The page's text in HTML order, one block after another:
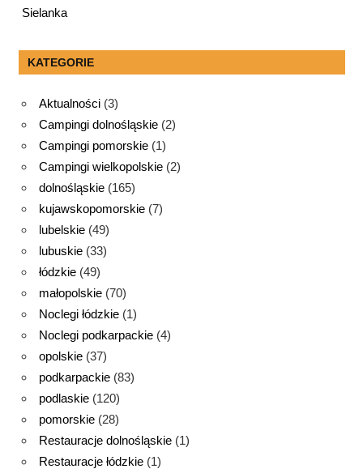
Sielanka
KATEGORIE
Aktualności (3)
Campingi dolnośląskie (2)
Campingi pomorskie (1)
Campingi wielkopolskie (2)
dolnośląskie (165)
kujawskopomorskie (7)
lubelskie (49)
lubuskie (33)
łódzkie (49)
małopolskie (70)
Noclegi łódzkie (1)
Noclegi podkarpackie (4)
opolskie (37)
podkarpackie (83)
podlaskie (120)
pomorskie (28)
Restauracje dolnośląskie (1)
Restauracje łódzkie (1)